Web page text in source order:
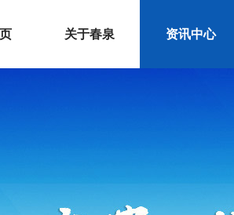
关于春泉 资讯中心